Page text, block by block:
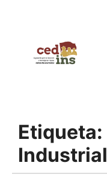
Etiqueta:
Industrial